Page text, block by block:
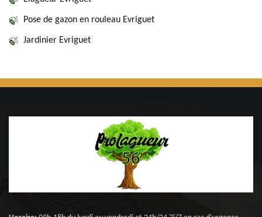
Pose de gazon en rouleau Evriguet
Jardinier Evriguet